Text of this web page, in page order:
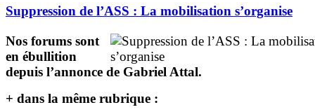
Suppression de l’ASS : La mobilisation s’organise
Nos forums sont
en ébullition
depuis l’annonce de Gabriel Attal.
+ dans la même rubrique :